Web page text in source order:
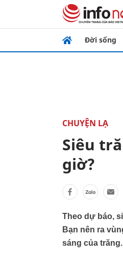
Đời sống
CHUYỆN LẠ
Siêu
giờ?
Theo dự báo,
Bạn nên ra
sáng của trăng.